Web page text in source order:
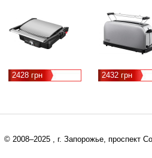
2428 грн 2432 грн
© 2008–2025 , г. Запорожье, проспект